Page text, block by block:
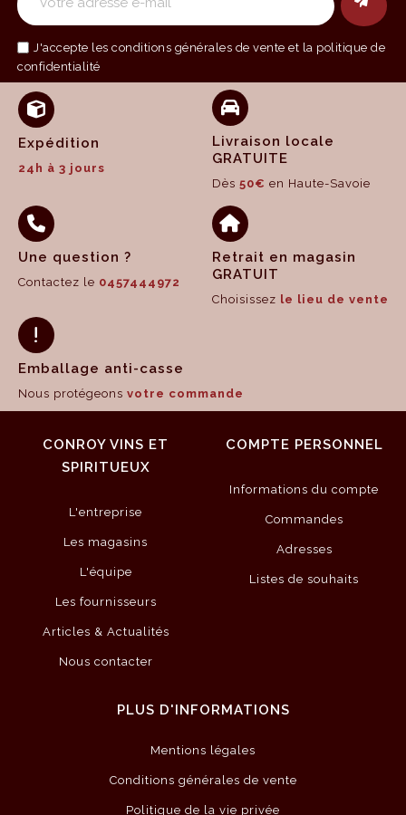
J'accepte les conditions générales de vente et la politique de
confidentialité
Expédition
24h à 3 jours
Livraison locale
GRATUITE
Dès 50€ en Haute-Savoie
Une question ?
Contactez le 0457444972
Retrait en magasin
GRATUIT
Choisissez le lieu de vente
Emballage anti-casse
Nous protégeons votre commande
CONROY VINS ET
SPIRITUEUX
L'entreprise
Les magasins
L'équipe
Les fournisseurs
Articles & Actualités
Nous contacter
COMPTE PERSONNEL
Informations du compte
Commandes
Adresses
Listes de souhaits
PLUS D'INFORMATIONS
Mentions légales
Conditions générales de vente
Politique de la vie privée